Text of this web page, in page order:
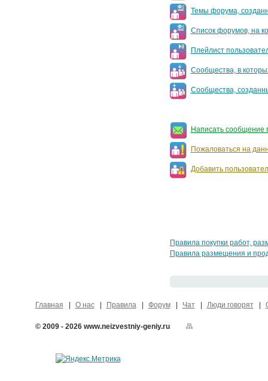
Темы форума,
Список форумов, на
Плейлист
Сообщества, в
Сообщества,
Написать сообщение
Пожаловаться на
Добавить
Правила покупки работ,
Правила размещения и
Главная О нас Правила Форум Чат Люди говорят
© 2009 - 2026 www.neizvestniy-geniy.ru
Карта сайта